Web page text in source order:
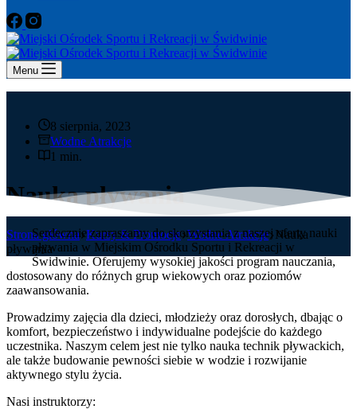
Menu
8 sierpnia, 2023
Wodne Atrakcje
1 min.
Nauka pływania
Strona główna Kursy & Promocje Wodne Atrakcje Nauka
pływania
Serdecznie zapraszamy do skorzystania z naszej oferty nauki
pływania w Miejskim Ośrodku Sportu i Rekreacji w
Świdwinie. Oferujemy wysokiej jakości program nauczania,
dostosowany do różnych grup wiekowych oraz poziomów
zaawansowania.
Prowadzimy zajęcia dla dzieci, młodzieży oraz dorosłych, dbając o
komfort, bezpieczeństwo i indywidualne podejście do każdego
uczestnika. Naszym celem jest nie tylko nauka technik pływackich,
ale także budowanie pewności siebie w wodzie i rozwijanie
aktywnego stylu życia.
Nasi instruktorzy: